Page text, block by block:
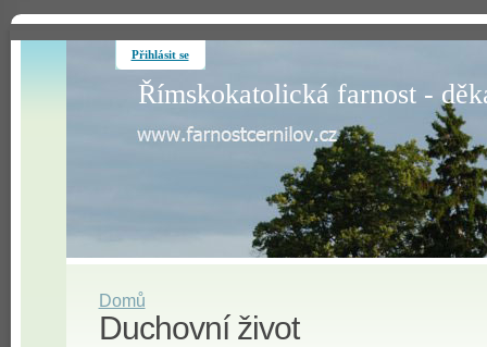
Přihlásit se
Římskokatolická farnost -
Domů
Duchovní život